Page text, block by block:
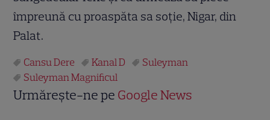
împreună cu proaspăta sa soţie, Nigar, din
Palat.
Cansu Dere Kanal D
Suleyman
Suleyman Magnificul
Urmărește-ne pe Google News